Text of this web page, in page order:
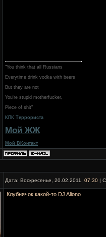
"You think that all Russians
Everytime drink vodka with beers
But they are not
You're stupid motherfucker,
Piece of shit"
КПК Террориста
Мой ЖЖ
Мой ВКонтакт
Дата: Воскресенье, 20.02.2011, 07:30 |
Клубнячок какой-то DJ Aliono